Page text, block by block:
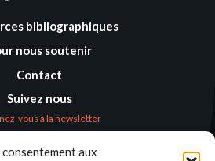
aux
bibliographiques
nous soutenir
Contact
Suivez nous
vous à la newsletter